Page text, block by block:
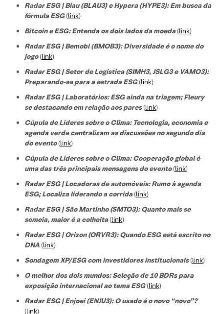
Radar ESG | Blau (BLAU3) e Hypera (HYPE3): Em busca da
fórmula ESG(link)
Bitcoin e ESG: Entenda os dois lados da moeda(link)
Radar ESG | Bemobi (BMOB3): Diversidade é o nome do
jogo(link)
Radar ESG | Setor de Logística (SIMH3, JSLG3 e VAMO3):
Preparando-se para a estrada ESG(link)
Radar ESG | Laboratórios: ESG ainda na triagem; Fleury
se destacando em relação aos pares(link)
Cúpula de Líderes sobre o Clima: Tecnologia, economia e
agenda verde centralizam as discussões no segundo dia
do evento(link)
Cúpula de Líderes sobre o Clima: Cooperação global é
uma das três principais mensagens do evento(link)
Radar ESG | Locadoras de automóveis: Rumo à agenda
ESG; Localiza liderando a corrida(link)
Radar ESG | São Martinho (SMTO3): Quanto mais se
semeia, maior é a colheita(link)
Radar ESG | Orizon (ORVR3): Quando ESG está escrito no
DNA(link)
Sondagem XP/ESG com investidores institucionais(link)
O melhor dos dois mundos: Seleção de 10 BDRs para
exposição internacional ao tema ESG(link)
Radar ESG | Enjoei (ENJU3): O usado é o novo “novo”?
(link)